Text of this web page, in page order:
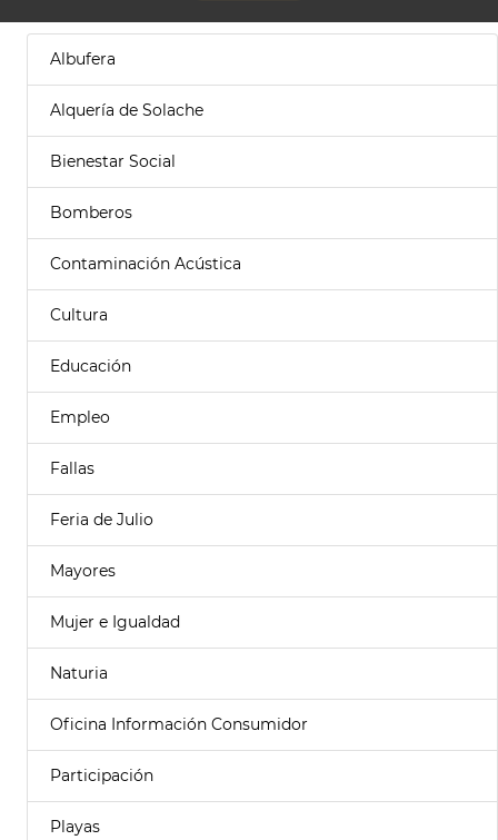
Albufera
Alquería de Solache
Bienestar Social
Bomberos
Contaminación Acústica
Cultura
Educación
Empleo
Fallas
Feria de Julio
Mayores
Mujer e Igualdad
Naturia
Oficina Información Consumidor
Participación
Playas